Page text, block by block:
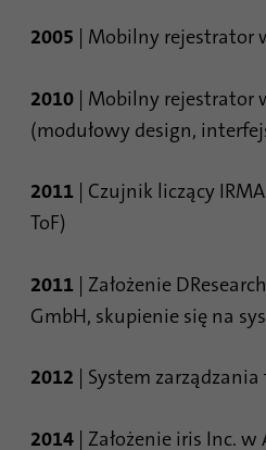
2005 | Mobilny rejestrator
2010 | Mobilny rejestrator
(modułowy design,
2011 | Czujnik liczący
ToF)
2011 | Założenie
GmbH, skupienie się na
2012 | System
2014 | Założenie iris Inc. w